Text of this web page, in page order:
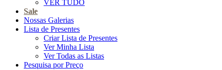
VER TUDO
Sale
Nossas Galerias
Lista de Presentes
Criar Lista de Presentes
Ver Minha Lista
Ver Todas as Listas
Pesquisa por Preço